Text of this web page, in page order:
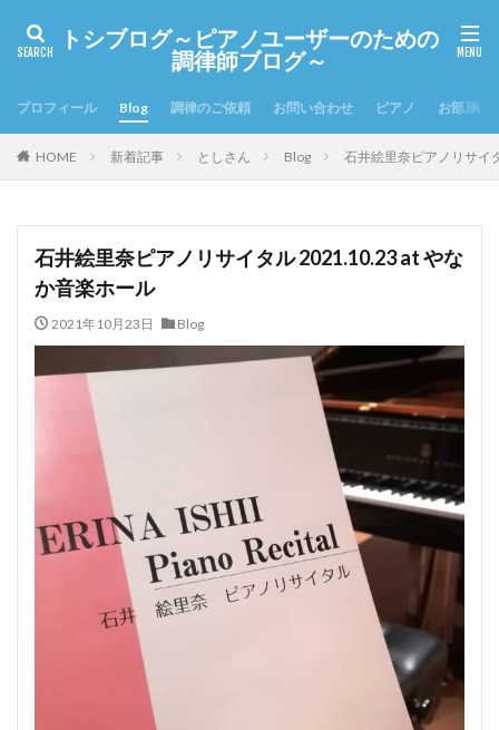
トシブログ～ピアノユーザーのための
調律師ブログ～
プロフィール Blog 調律のご依頼 お問い合わせ ピアノ お部屋の
HOME 新着記事 としさん Blog 石井絵里奈ピアノリサイ
石井絵里奈ピアノリサイタル 2021.10.23 at やな
か音楽ホール
2021年10月23日 Blog